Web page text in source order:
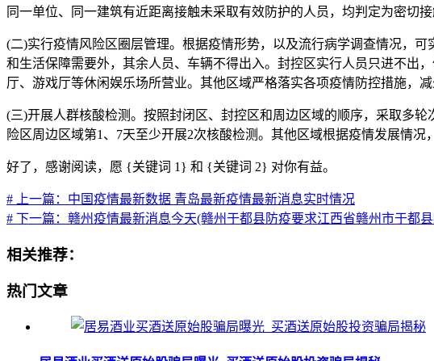
同一单位、同一建筑有近距离接触未采取有效防护的人员，均判定为密切
(二)实行疫情风险区圈层管理。根据疫情形势，以及流行病学调查情况，
和生活保障需要外，其余人员、车辆不得出入。封控区实行人员只进不出
厅、游戏厅等休闲娱乐场所营业。其他区域严格落实各项疫情防控措施，减
(三)开展人群核酸检测。按照封闭区、封控区和周边区域的顺序，采取多
险区周边区域第1、7天至少开展2次核酸检测。其他区域根据疫情发展情况
好了，感谢阅读，愿 {关键词 1} 和 {关键词 2} 对你有益。
# 上一篇：中国疫情最新数据 青岛最新疫情最新消息实时情况
# 下一篇：赣州疫情最新消息今天(赣州于都县防疫要求江西省赣州市于都
相关推荐：
热门文章